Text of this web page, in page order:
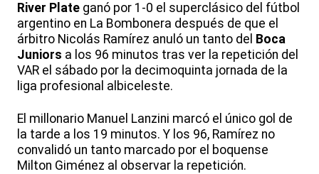
River Plate ganó por 1-0 el superclásico del fútbol
argentino en La Bombonera después de que el
árbitro Nicolás Ramírez anuló un tanto del Boca
Juniors a los 96 minutos tras ver la repetición del
VAR el sábado por la decimoquinta jornada de la
liga profesional albiceleste.
El millonario Manuel Lanzini marcó el único gol de
la tarde a los 19 minutos. Y los 96, Ramírez no
convalidó un tanto marcado por el boquense
Milton Giménez al observar la repetición.